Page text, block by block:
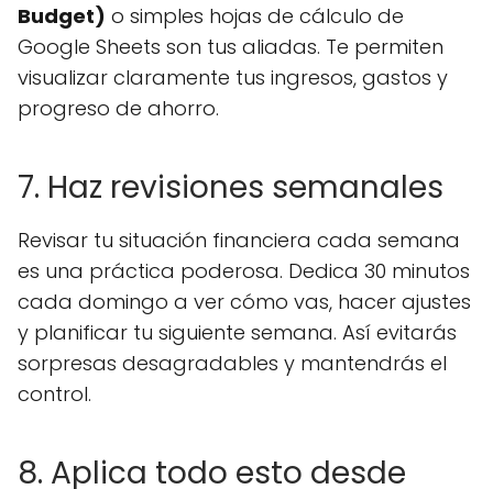
Budget) o simples hojas de cálculo de
Google Sheets son tus aliadas. Te permiten
visualizar claramente tus ingresos, gastos y
progreso de ahorro.
7. Haz revisiones semanales
Revisar tu situación financiera cada semana
es una práctica poderosa. Dedica 30 minutos
cada domingo a ver cómo vas, hacer ajustes
y planificar tu siguiente semana. Así evitarás
sorpresas desagradables y mantendrás el
control.
8. Aplica todo esto desde